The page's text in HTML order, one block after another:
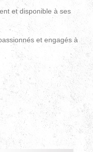
et disponible à ses
et engagés à